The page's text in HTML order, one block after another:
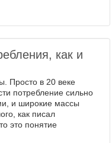
как и
Просто в 20 веке
потребление сильно
и широкие массы
как писал
это понятие